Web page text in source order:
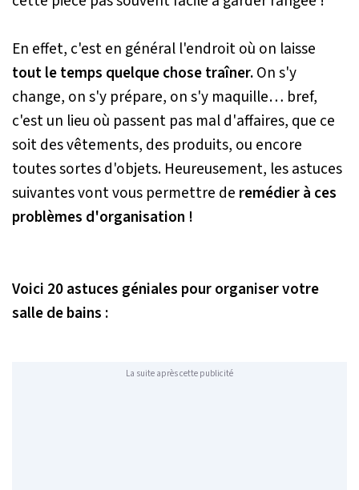
En effet, c'est en général l'endroit où on laisse
tout le temps quelque chose traîner.On s'y
change, on s'y prépare, on s'y maquille… bref,
c'est un lieu où passent pas mal d'affaires, que ce
soit des vêtements, des produits, ou encore
toutes sortes d'objets. Heureusement, les astuces
suivantes vont vous permettre de remédier à ces
problèmes d'organisation !
Voici 20 astuces géniales pour organiser votre
salle de bains :
La suite après cette publicité